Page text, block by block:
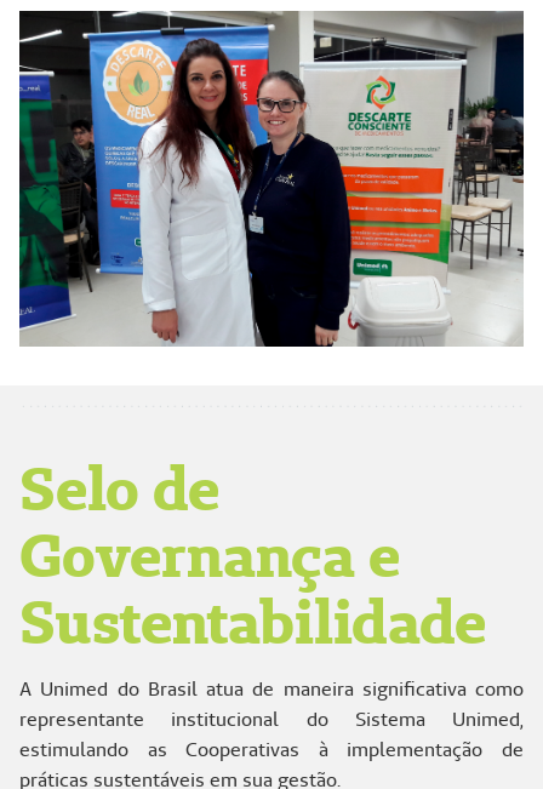
Selo de
Governança e
Sustentabilidade
A Unimed do Brasil atua de maneira significativa como
representante institucional do Sistema Unimed,
estimulando as Cooperativas à implementação de
práticas sustentáveis em sua gestão.